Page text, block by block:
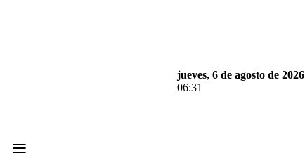
jueves, 6 de agosto de 2026
06:31
≡